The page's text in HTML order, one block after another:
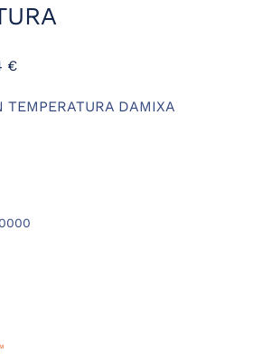
€El
actual
TEMPERATURA DAMIXA